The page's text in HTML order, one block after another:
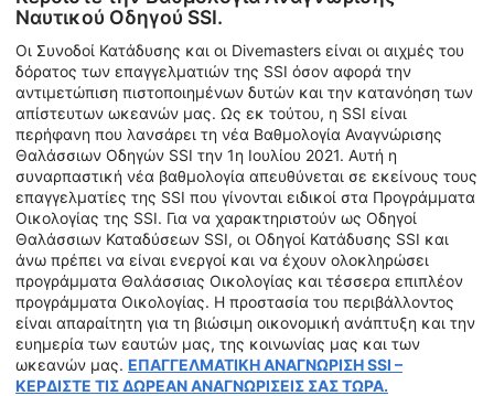
Ναυτικού Οδηγού SSI.
Οι Συνοδοί Κατάδυσης και οι Divemasters είναι οι αιχμές του
δόρατος των επαγγελματιών της SSI όσον αφορά την
αντιμετώπιση πιστοποιημένων δυτών και την κατανόηση των
απίστευτων ωκεανών μας. Ως εκ τούτου, η SSI είναι
περήφανη που λανσάρει τη νέα Βαθμολογία Αναγνώρισης
Θαλάσσιων Οδηγών SSI την 1η Ιουλίου 2021. Αυτή η
συναρπαστική νέα βαθμολογία απευθύνεται σε εκείνους τους
επαγγελματίες της SSI που γίνονται ειδικοί στα Προγράμματα
Οικολογίας της SSI. Για να χαρακτηριστούν ως Οδηγοί
Θαλάσσιων Καταδύσεων SSI, οι Οδηγοί Κατάδυσης SSI και
άνω πρέπει να είναι ενεργοί και να έχουν ολοκληρώσει
προγράμματα Θαλάσσιας Οικολογίας και τέσσερα επιπλέον
προγράμματα Οικολογίας. Η προστασία του περιβάλλοντος
είναι απαραίτητη για τη βιώσιμη οικονομική ανάπτυξη και την
ευημερία των εαυτών μας, της κοινωνίας μας και των
ωκεανών μας. ΕΠΑΓΓΕΛΜΑΤΙΚΗ ΑΝΑΓΝΩΡΙΣΗ SSI –
ΚΕΡΔΙΣΤΕ ΤΙΣ ΔΩΡΕΑΝ ΑΝΑΓΝΩΡΙΣΕΙΣ ΣΑΣ ΤΩΡΑ.